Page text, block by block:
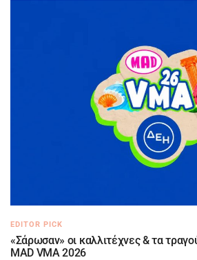
EDITOR PICK
«Σάρωσαν» οι καλλιτέχνες & τα
MAD VMA 2026